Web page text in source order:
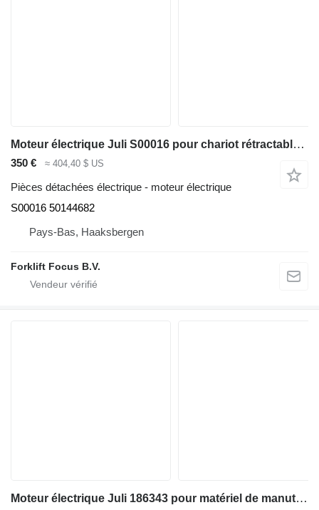
Moteur électrique Juli S00016 pour chariot rétractable Jungheinrich ETV 216
350 € ≈ 404,40 $ US
Pièces détachées électrique - moteur électrique
S00016 50144682
Pays-Bas, Haaksbergen
Forklift Focus B.V.
Moteur électrique Juli 186343 pour matériel de manutention Jungheinrich ETV 214-530 DZ/SS